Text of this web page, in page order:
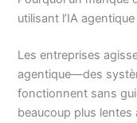
utilisant l’IA agentique
Les entreprises
agentique—des
fonctionnent sans
beaucoup plus